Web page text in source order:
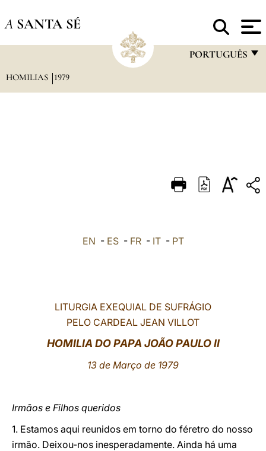
A SANTA SÉ
PORTUGUÊS
DEUTSCH
HOMILIAS 1979
EN - ES- FR- IT- PT
LITURGIA EXEQUIAL DE SUFRÁGIO
PELO CARDEAL JEAN VILLOT
HOMILIA DO PAPA JOÃO PAULO II
13 de Março de 1979
Irmãos e Filhos queridos
1. Estamos aqui reunidos em torno do féretro do nosso
irmão. Deixou-nos inesperadamente. Ainda há uma